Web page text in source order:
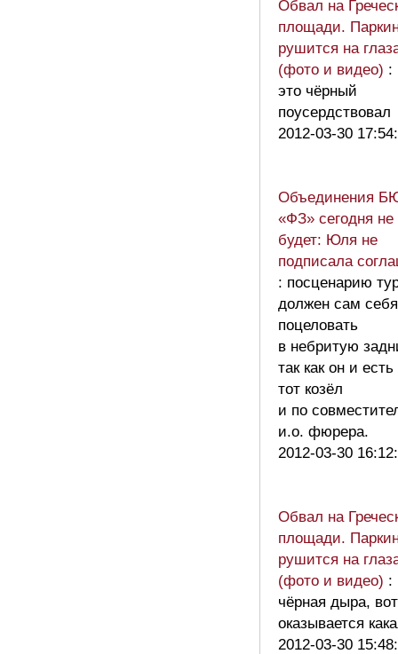
Обвал на
площади.
рушится на
(фото и видео) :
это чёрный
поусердствовал
2012-03-30
Объединения
«ФЗ» сегодня не
будет: Юля не
подписала
: посценарию
должен сам себя
поцеловать
в небритую
так как он и есть
тот козёл
и по
и.о. фюрера.
2012-03-30
Обвал на
площади.
рушится на
(фото и видео) :
чёрная дыра,
оказывается
2012-03-30